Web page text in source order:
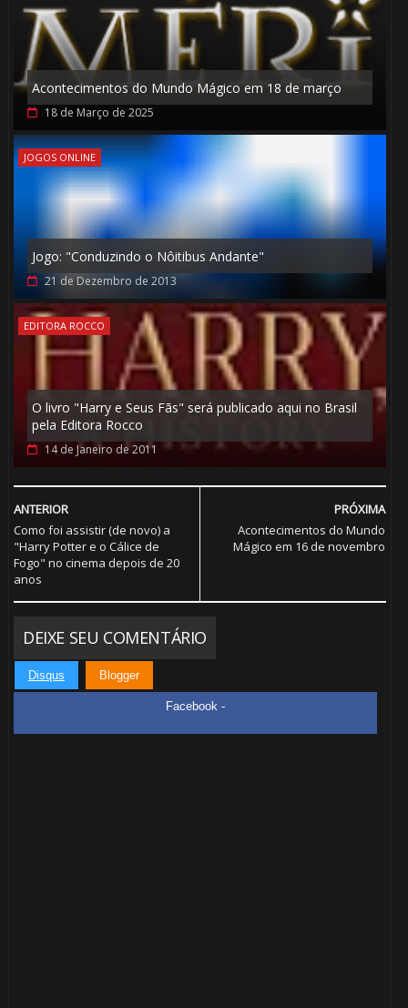
Acontecimentos do Mundo Mágico em 18 de março
18 de Março de 2025
JOGOS ONLINE
Jogo: "Conduzindo o Nôitibus Andante"
21 de Dezembro de 2013
EDITORA ROCCO
O livro "Harry e Seus Fãs" será publicado aqui no Brasil
pela Editora Rocco
14 de Janeiro de 2011
PRÓXIMA
Acontecimentos do Mundo
Mágico em 16 de novembro
ANTERIOR
Como foi assistir (de novo) a
"Harry Potter e o Cálice de
Fogo" no cinema depois de 20
anos
DEIXE SEU COMENTÁRIO
Disqus Blogger
Facebook -
🎈
⚡
🎂
8️⃣